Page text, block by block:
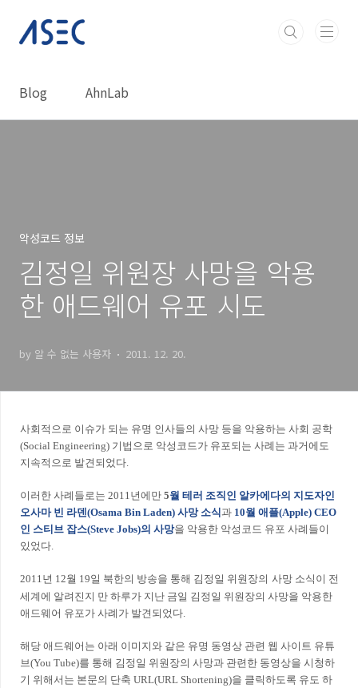
Blog AhnLab
악성코드 정보
김정일 위원장 사망을 악용
한 애드웨어 유포 시도
by 알 수 없는 사용자 2011. 12. 20.
사회적으로 이슈가 되는 유명 인사들의 사망 등을 악용하는 사회 공학
(Social Engineering) 기법으로 악성코드가 유포되는 사례는 과거에도
지속적으로 발견되었다.
이러한 사례들로는 2011년에만 5월 테러 조직인 알카에다의 지도자인
오사마 빈 라덴(Osama Bin Laden) 사망 소식과 10월 애플(Apple) CEO
인 스티브 잡스(Steve Jobs)의 사망을 악용한 악성코드 유포 사례들이
있었다.
2011년 12월 19일 북한의 방송을 통해 김정일 위원장의 사망 소식이 전
세계에 알려진지 만 하루가 지난 금일 김정일 위원장의 사망을 악용한
애드웨어 유포가 사례가 발견되었다.
해당 애드웨어는 아래 이미지와 같은 유명 동영상 관련 웹 사이트 유튜
브(You Tube)를 통해 김정일 위원장의 사망과 관련한 동영상을 시청하
기 위해서는 본문의 단축 URL(URL Shortening)을 클릭하도록 유도 하